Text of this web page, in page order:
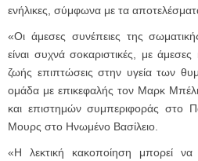
ενήλικες, σύμφωνα με τα
«Οι άμεσες συνέπειες της
είναι συχνά σοκαριστικές, με
ζωής επιπτώσεις στην υγεία των
ομάδα με επικεφαλής τον Μαρκ
και επιστημών συμπεριφοράς στο
Μουρς στο Ηνωμένο Βασίλειο.
«Η λεκτική κακοποίηση μπορεί